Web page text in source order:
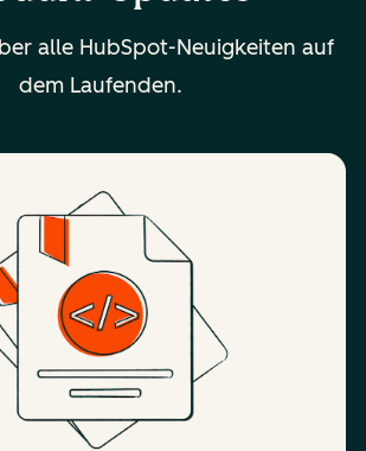
alle HubSpot-Neuigkeiten auf
dem Laufenden.